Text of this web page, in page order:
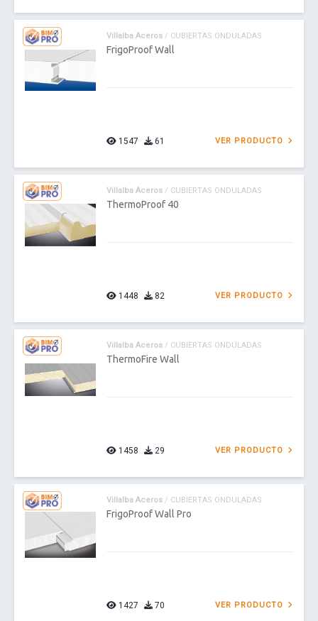
Villalba Aceros / CUBIERTAS ONDULADAS
FrigoProof Wall
1547 61 VER PRODUCTO
Villalba Aceros / CUBIERTAS ONDULADAS
ThermoProof 40
1448 82 VER PRODUCTO
Villalba Aceros / CUBIERTAS ONDULADAS
ThermoFire Wall
1458 29 VER PRODUCTO
Villalba Aceros / CUBIERTAS ONDULADAS
FrigoProof Wall Pro
1427 70 VER PRODUCTO